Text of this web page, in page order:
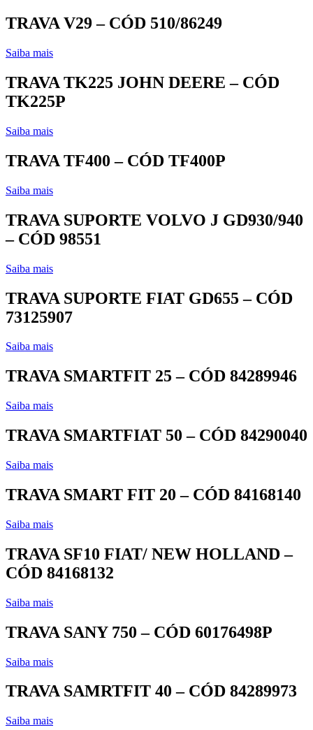
TRAVA V29 – CÓD 510/86249
Saiba mais
TRAVA TK225 JOHN DEERE – CÓD
TK225P
Saiba mais
TRAVA TF400 – CÓD TF400P
Saiba mais
TRAVA SUPORTE VOLVO J GD930/940
– CÓD 98551
Saiba mais
TRAVA SUPORTE FIAT GD655 – CÓD
73125907
Saiba mais
TRAVA SMARTFIT 25 – CÓD 84289946
Saiba mais
TRAVA SMARTFIAT 50 – CÓD 84290040
Saiba mais
TRAVA SMART FIT 20 – CÓD 84168140
Saiba mais
TRAVA SF10 FIAT/ NEW HOLLAND –
CÓD 84168132
Saiba mais
TRAVA SANY 750 – CÓD 60176498P
Saiba mais
TRAVA SAMRTFIT 40 – CÓD 84289973
Saiba mais